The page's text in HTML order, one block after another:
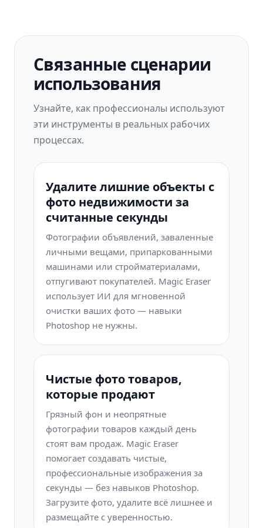
Связанные сценарии
использования
Узнайте, как профессионалы используют
эти инструменты в реальных рабочих
процессах.
Удалите лишние объекты с
фото недвижимости за
считанные секунды
Фотографии объявлений, заваленные
личными вещами, припаркованными
машинами или стройматериалами,
отпугивают покупателей. Magic Eraser
использует ИИ для мгновенной
очистки ваших фото — навыки
Photoshop не нужны.
Чистые фото товаров,
которые продают
Грязный фон и неопрятные
фотографии товаров каждый день
стоят вам продаж. Magic Eraser
помогает создавать чистые,
профессиональные изображения за
секунды — без навыков Photoshop.
Загрузите фото, удалите всё лишнее и
размещайте с уверенностью.